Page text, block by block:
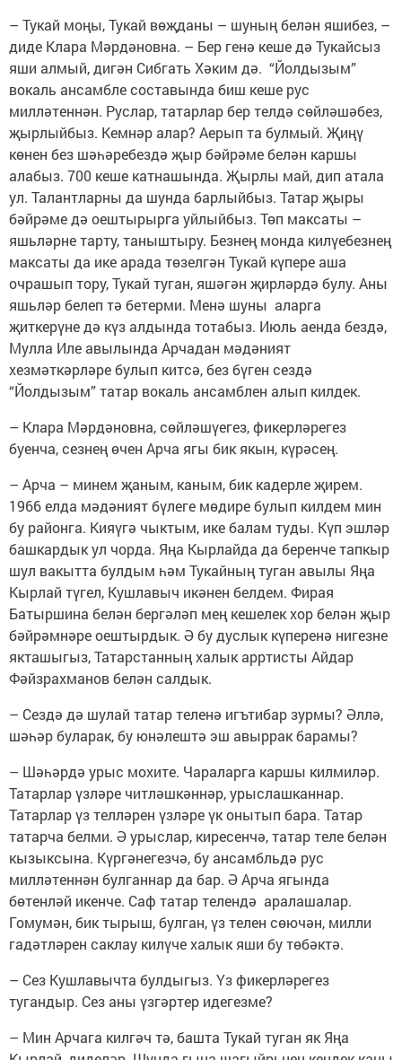
– Тукай моңы, Тукай вөҗданы – шуның белән яшибез, –
диде Клара Мәрдәновна. – Бер генә кеше дә Тукайсыз
яши алмый, дигән Сибгать Хәким дә. “Йолдызым”
вокаль ансамбле составында биш кеше рус
милләтеннән. Руслар, татарлар бер телдә сөйләшәбез,
җырлыйбыз. Кемнәр алар? Аерып та булмый. Җиңү
көнен без шәһәребездә җыр бәйрәме белән каршы
алабыз. 700 кеше катнашында. Җырлы май, дип атала
ул. Талантларны да шунда барлыйбыз. Татар җыры
бәйрәме дә оештырырга уйлыйбыз. Төп максаты –
яшьләрне тарту, таныштыру. Безнең монда килүебезнең
максаты да ике арада төзелгән Тукай күпере аша
очрашып тору, Тукай туган, яшәгән җирләрдә булу. Аны
яшьләр белеп тә бетерми. Менә шуны аларга
җиткерүне дә күз алдында тотабыз. Июль аенда бездә,
Мулла Иле авылында Арчадан мәдәният
хезмәткәрләре булып китсә, без бүген сездә
“Йолдызым” татар вокаль ансамблен алып килдек.
– Клара Мәрдәновна, сөйләшүегез, фикерләрегез
буенча, сезнең өчен Арча ягы бик якын, күрәсең.
– Арча – минем җаным, каным, бик кадерле җирем.
1966 елда мәдәният бүлеге мөдире булып килдем мин
бу районга. Кияүгә чыктым, ике балам туды. Күп эшләр
башкардык ул чорда. Яңа Кырлайда да беренче тапкыр
шул вакытта булдым һәм Тукайның туган авылы Яңа
Кырлай түгел, Кушлавыч икәнен белдем. Фирая
Батыршина белән бергәләп мең кешелек хор белән җыр
бәйрәмнәре оештырдык. Ә бу дуслык күперенә нигезне
якташыгыз, Татарстанның халык арртисты Айдар
Фәйзрахманов белән салдык.
– Сездә дә шулай татар теленә игътибар зурмы? Әллә,
шәһәр буларак, бу юнәлештә эш авыррак барамы?
– Шәһәрдә урыс мохите. Чараларга каршы килмиләр.
Татарлар үзләре читләшкәннәр, урыслашканнар.
Татарлар үз телләрен үзләре үк онытып бара. Татар
татарча белми. Ә урыслар, киресенчә, татар теле белән
кызыксына. Күргәнегезчә, бу ансамбльдә рус
милләтеннән булганнар да бар. Ә Арча ягында
бөтенләй икенче. Саф татар телендә аралашалар.
Гомумән, бик тырыш, булган, үз телен сөючән, милли
гадәтләрен саклау килүче халык яши бу төбәктә.
– Сез Кушлавычта булдыгыз. Үз фикерләрегез
тугандыр. Сез аны үзгәртер идегезме?
– Мин Арчага килгәч тә, башта Тукай туган як Яңа